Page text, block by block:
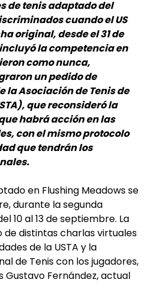
de tenis adaptado del
cuando el US
original, desde el 31 de
la competencia en
como nunca,
un pedido de
la Asociación de Tenis de
que reconsideró la
habrá acción en las
con el mismo protocolo
que tendrán los
en Flushing Meadows se
durante la segunda
10 al 13 de septiembre. La
de distintas charlas virtuales
de la USTA y la
de Tenis con los jugadores,
Fernández, actual